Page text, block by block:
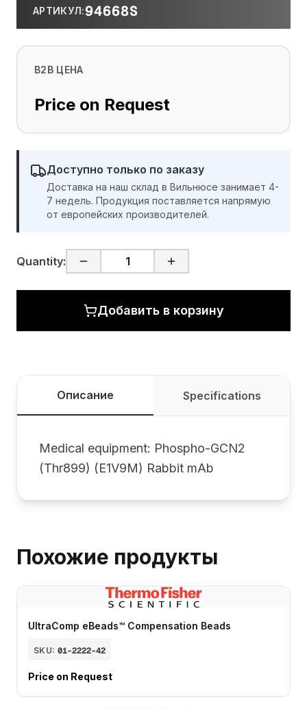
АРТИКУЛ:94668S
B2B ЦЕНА
Price on Request
Доступно только по заказу
Доставка на наш склад в Вильнюсе занимает 4-
7 недель. Продукция поставляется напрямую
от европейских производителей.
Quantity:
Добавить в корзину
Описание Specifications
Medical equipment: Phospho-GCN2
(Thr899) (E1V9M) Rabbit mAb
Похожие продукты
UltraComp eBeads™ Compensation Beads
SKU: 01-2222-42
Price on Request